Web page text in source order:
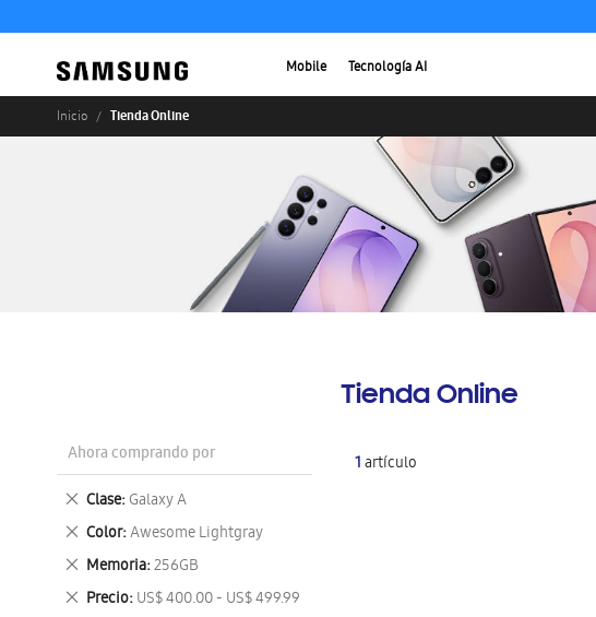
Mobile Tecnología AI
Inicio Tienda Online
Tienda Online
1artículo
Ahora comprando por
Clase Galaxy A
Eliminar
este
artículo
Color Awesome Lightgray
Eliminar
este
artículo
Memoria 256GB
Eliminar
este
artículo
Precio US$ 400.00 - US$ 499.99
Eliminar